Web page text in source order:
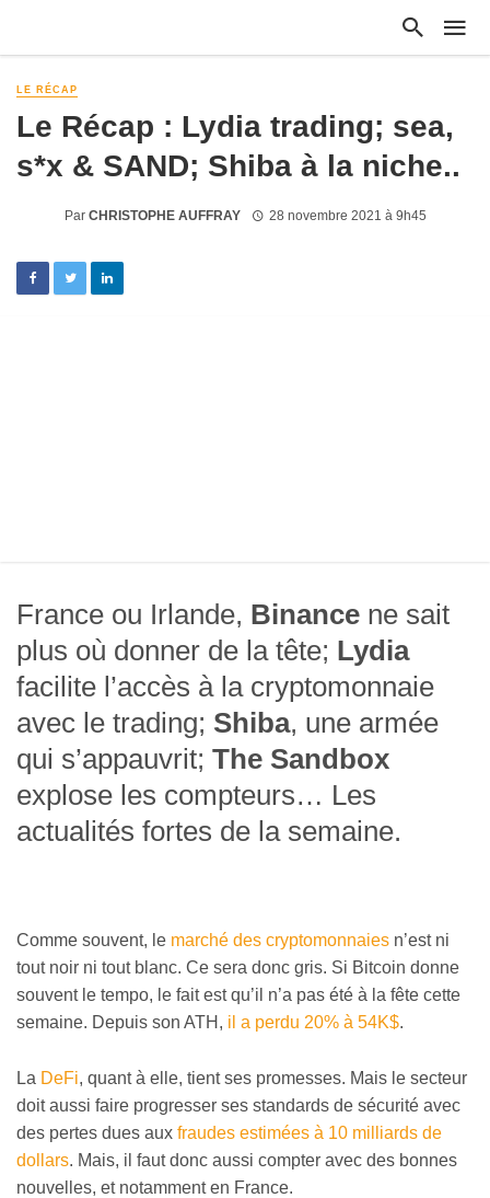
LE RÉCAP
Le Récap : Lydia trading; sea,
s*x & SAND; Shiba à la niche..
Par CHRISTOPHE AUFFRAY 28 novembre 2021 à 9h45
France ou Irlande, Binance ne sait
plus où donner de la tête; Lydia
facilite l’accès à la cryptomonnaie
avec le trading; Shiba, une armée
qui s’appauvrit; The Sandbox
explose les compteurs… Les
actualités fortes de la semaine.
Comme souvent, le marché des cryptomonnaies n’est ni
tout noir ni tout blanc. Ce sera donc gris. Si Bitcoin donne
souvent le tempo, le fait est qu’il n’a pas été à la fête cette
semaine. Depuis son ATH, il a perdu 20% à 54K$.
La DeFi, quant à elle, tient ses promesses. Mais le secteur
doit aussi faire progresser ses standards de sécurité avec
des pertes dues aux fraudes estimées à 10 milliards de
dollars. Mais, il faut donc aussi compter avec des bonnes
nouvelles, et notamment en France.